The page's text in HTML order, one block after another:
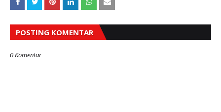
POSTING KOMENTAR
0 Komentar